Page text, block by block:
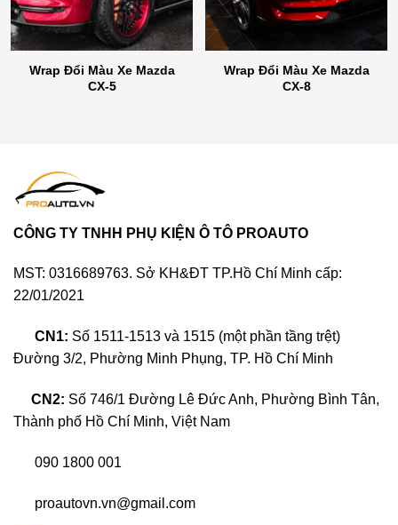
Wrap Đổi Màu Xe Mazda
CX-5
Wrap Đổi Màu Xe Mazda
CX-8
CÔNG TY TNHH PHỤ KIỆN Ô TÔ PROAUTO
MST: 0316689763. Sở KH&ĐT TP.Hồ Chí Minh cấp:
22/01/2021
CN1: Số 1511-1513 và 1515 (một phần tầng trệt)
Đường 3/2, Phường Minh Phụng, TP. Hồ Chí Minh
CN2: Số 746/1 Đường Lê Đức Anh, Phường Bình Tân,
Thành phố Hồ Chí Minh, Việt Nam
090 1800 001
proautovn.vn@gmail.com